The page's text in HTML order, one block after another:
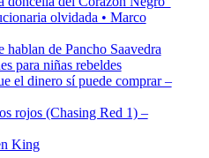
olvidada • Marco
de Pancho Saavedra
para niñas rebeldes
el dinero sí puede comprar –
rojos (Chasing Red 1) –
King